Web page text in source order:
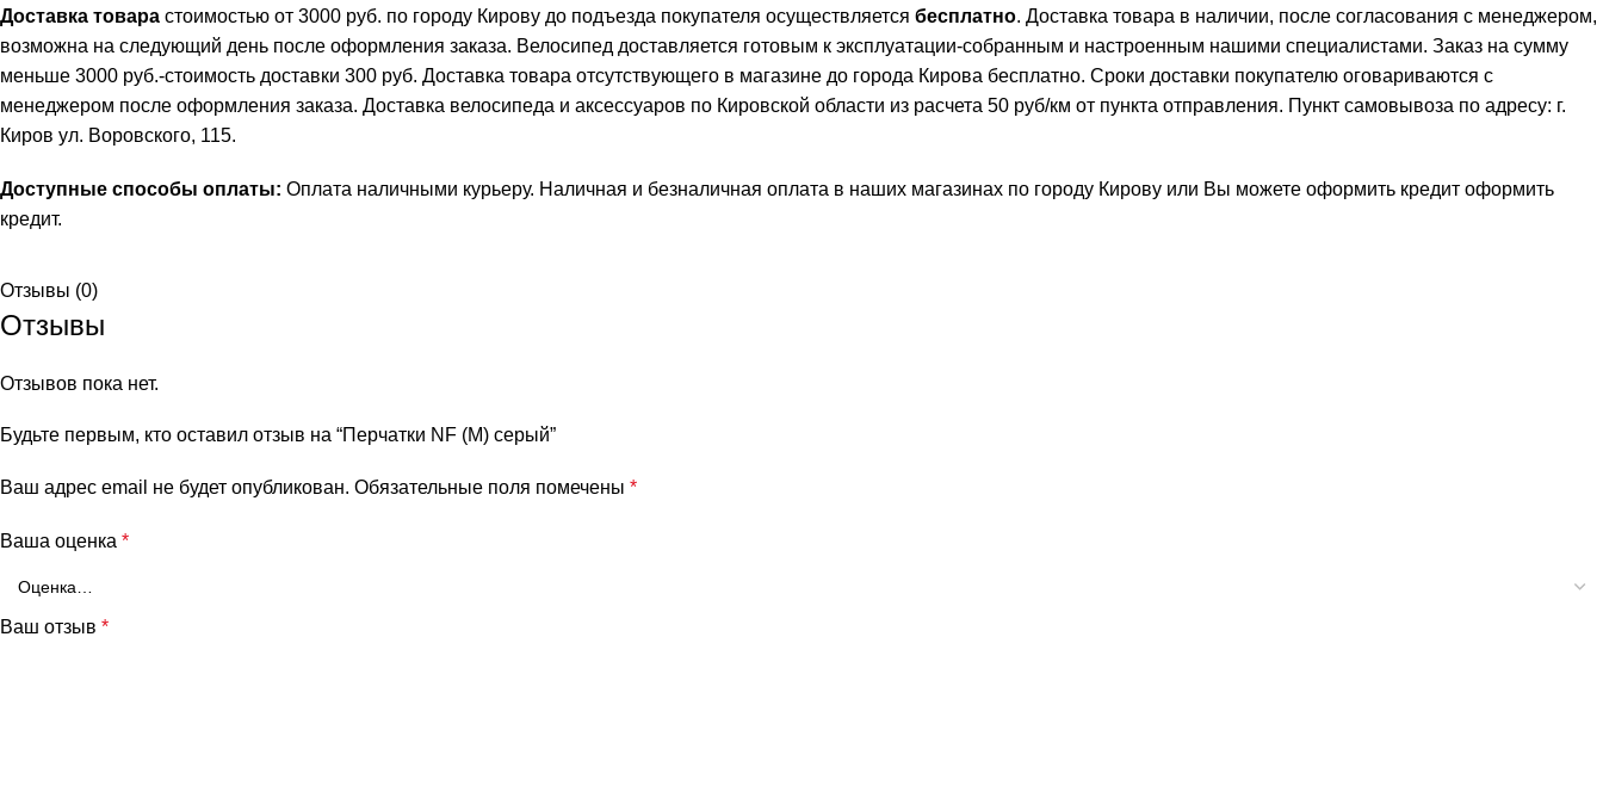
Доставка товара стоимостью от 3000 руб. по городу Кирову до подъезда покупателя осуществляется бесплатно. Доставка товара в наличии, после согласования с менеджером,
возможна на следующий день после оформления заказа. Велосипед доставляется готовым к эксплуатации-собранным и настроенным нашими специалистами. Заказ на сумму
меньше 3000 руб.-стоимость доставки 300 руб. Доставка товара отсутствующего в магазине до города Кирова бесплатно. Сроки доставки покупателю оговариваются с
менеджером после оформления заказа. Доставка велосипеда и аксессуаров по Кировской области из расчета 50 руб/км от пункта отправления. Пункт самовывоза по адресу: г.
Киров ул. Воровского, 115.
Доступные способы оплаты: Оплата наличными курьеру. Наличная и безналичная оплата в наших магазинах по городу Кирову или Вы можете оформить кредит оформить
кредит.
Отзывы (0)
Отзывы
Отзывов пока нет.
Будьте первым, кто оставил отзыв на “Перчатки NF (M) серый”
Ваш адрес email не будет опубликован. Обязательные поля помечены *
Ваша оценка *
Ваш отзыв *